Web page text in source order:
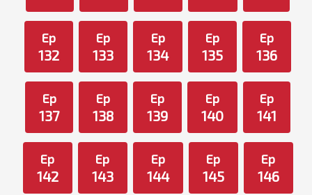
Ep
132
Ep
133
Ep
134
Ep
135
Ep
136
Ep
137
Ep
138
Ep
139
Ep
140
Ep
141
Ep
142
Ep
143
Ep
144
Ep
145
Ep
146